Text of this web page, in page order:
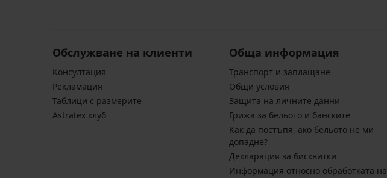
Обслужване на клиенти
Консултация
Pекламация
Таблици с размерите
Astratex клуб
Обща информация
Транспорт и заплащане
Общи условия
Защита на личните данни
Грижа за бельото и банските
Kак да постъпя, ако бельото не ми
допадне?
Декларация за бисквитки
Информация относно обработката на